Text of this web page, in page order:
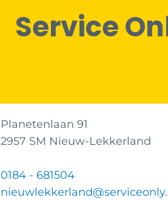
Service
Planetenlaan 91
2957 SM Nieuw-Lekkerland
0184 - 681504